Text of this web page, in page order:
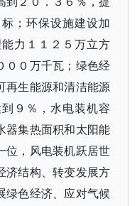
；环保设施建设加
力１１２５万立方
００万千瓦；绿色经
再生能源和清洁能源
９％，水电装机容
器集热面积和太阳能
位，风电装机跃居世
济结构、转变发展方
绿色经济、应对气候